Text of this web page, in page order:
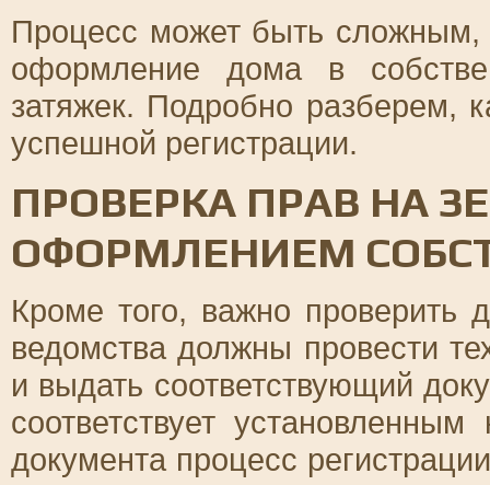
Процесс может быть сложным,
оформление дома в
затяжек. Подробно разберем,
успешной регистрации.
ПРОВЕРКА ПРАВ НА
ОФОРМЛЕНИЕМ
Кроме того, важно проверить
ведомства должны провести
и выдать соответствующий
соответствует
документа процесс